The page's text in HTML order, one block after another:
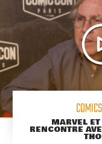
MARVEL
RENCONTRE